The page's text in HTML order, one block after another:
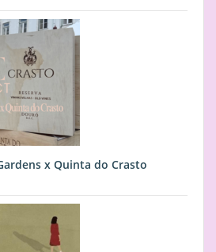
x Quinta do Crasto